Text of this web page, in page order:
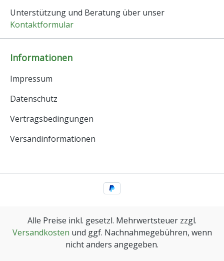
Unterstützung und Beratung über unser
Kontaktformular
Informationen
Impressum
Datenschutz
Vertragsbedingungen
Versandinformationen
Alle Preise inkl. gesetzl. Mehrwertsteuer zzgl.
Versandkosten und ggf. Nachnahmegebühren, wenn
nicht anders angegeben.